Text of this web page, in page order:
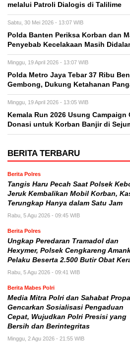
melalui Patroli Dialogis di Talilime
Sabtu, 30 Mei 2026 - 13:07 WIB
Polda Banten Periksa Korban dan
Penyebab Kecelakaan Masih
Minggu, 19 April 2026 - 13:07 WIB
Polda Metro Jaya Tebar 37 Ribu
Gembong, Dukung Ketahanan
Minggu, 19 April 2026 - 13:05 WIB
Kemala Run 2026 Usung
Donasi untuk Korban Banjir di
BERITA TERBARU
Berita Polres
Tangis Haru Pecah Saat Polsek
Jeruk Kembalikan Mobil Korban,
Terungkap Hanya dalam Satu Jam
Rabu, 5 Agu 2026 - 09:45 WIB
Berita Polres
Ungkap Peredaran Tramadol dan
Hexymer, Polsek Cengkareng
Pelaku Beserta 2.500 Butir Obat
Rabu, 5 Agu 2026 - 09:41 WIB
Berita Mabes Polri
Media Mitra Polri dan Sahabat
Gencarkan Sosialisasi Pengaduan
Cepat, Wujudkan Polri Presisi yang
Bersih dan Berintegritas
Minggu, 2 Agu 2026 - 21:55 WIB